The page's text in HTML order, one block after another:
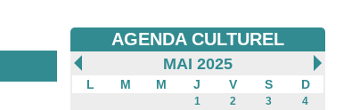
AGENDA CULTUREL
MAI 2025
L M M J V S D
1 2 3
4